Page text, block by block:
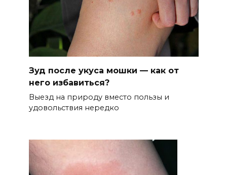
Зуд после укуса мошки — как от
него избавиться?
Выезд на природу вместо пользы и
удовольствия нередко